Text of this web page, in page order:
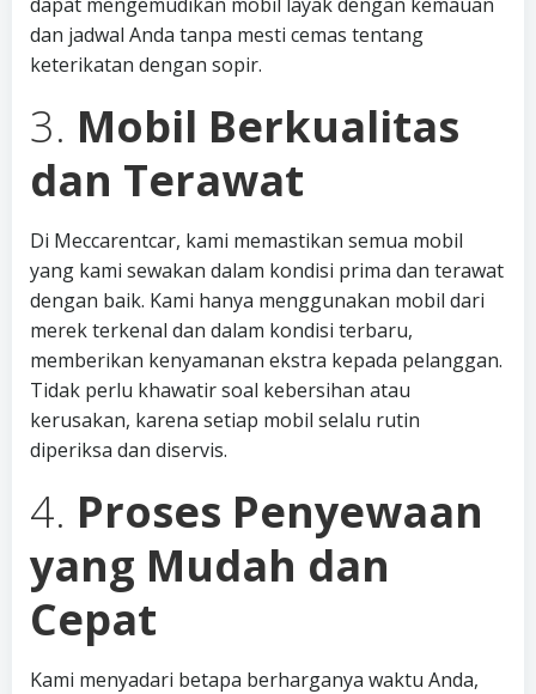
dan jadwal Anda tanpa mesti cemas tentang
keterikatan dengan sopir.
3. Mobil Berkualitas
dan Terawat
Di Meccarentcar, kami memastikan semua mobil
yang kami sewakan dalam kondisi prima dan terawat
dengan baik. Kami hanya menggunakan mobil dari
merek terkenal dan dalam kondisi terbaru,
memberikan kenyamanan ekstra kepada pelanggan.
Tidak perlu khawatir soal kebersihan atau
kerusakan, karena setiap mobil selalu rutin
diperiksa dan diservis.
4. Proses Penyewaan
yang Mudah dan
Cepat
Kami menyadari betapa berharganya waktu Anda,